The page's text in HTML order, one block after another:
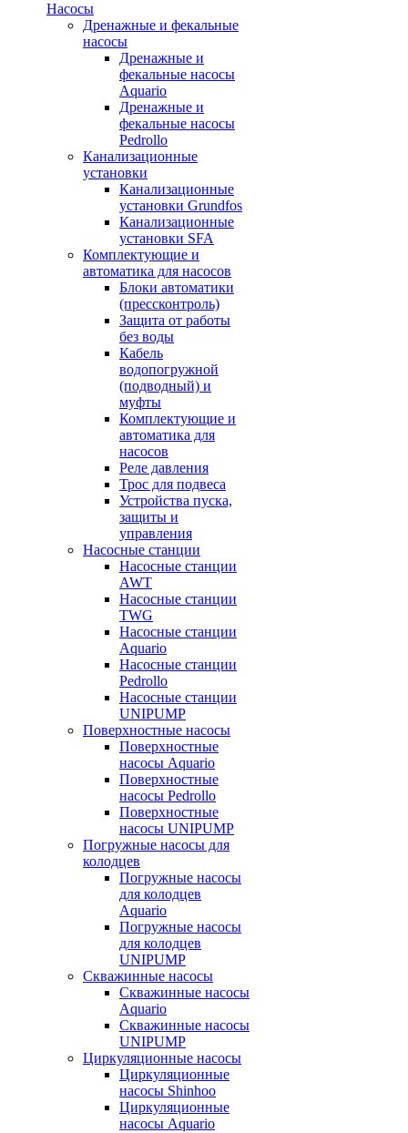
Насосы
Дренажные и фекальные
насосы
Дренажные и
фекальные насосы
Aquario
Дренажные и
фекальные насосы
Pedrollo
Канализационные
установки
Канализационные
установки Grundfos
Канализационные
установки SFA
Комплектующие и
автоматика для насосов
Блоки автоматики
(прессконтроль)
Защита от работы
без воды
Кабель
водопогружной
(подводный) и
муфты
Комплектующие и
автоматика для
насосов
Реле давления
Трос для подвеса
Устройства пуска,
защиты и
управления
Насосные станции
Насосные станции
AWT
Насосные станции
TWG
Насосные станции
Aquario
Насосные станции
Pedrollo
Насосные станции
UNIPUMP
Поверхностные насосы
Поверхностные
насосы Aquario
Поверхностные
насосы Pedrollo
Поверхностные
насосы UNIPUMP
Погружные насосы для
колодцев
Погружные насосы
для колодцев
Aquario
Погружные насосы
для колодцев
UNIPUMP
Скважинные насосы
Скважинные насосы
Aquario
Скважинные насосы
UNIPUMP
Циркуляционные насосы
Циркуляционные
насосы Shinhoo
Циркуляционные
насосы Aquario